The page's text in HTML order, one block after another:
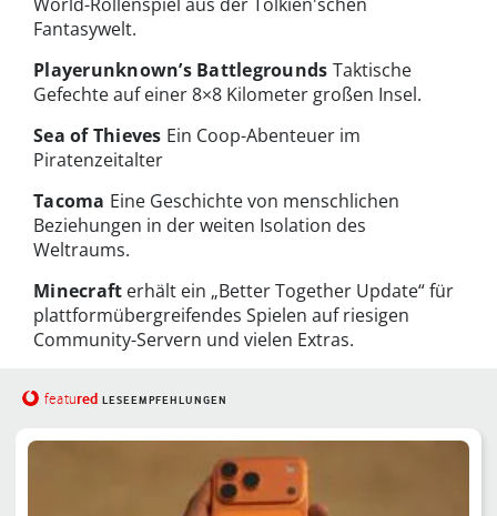
Fantasywelt.
Playerunknown’s Battlegrounds Taktische
Gefechte auf einer 8×8 Kilometer großen Insel.
Sea of Thieves Ein Coop-Abenteuer im
Piratenzeitalter
Tacoma Eine Geschichte von menschlichen
Beziehungen in der weiten Isolation des
Weltraums.
Minecraft erhält ein „Better Together Update“ für
plattformübergreifendes Spielen auf riesigen
Community-Servern und vielen Extras.
featured LESEEMPFEHLUNGEN